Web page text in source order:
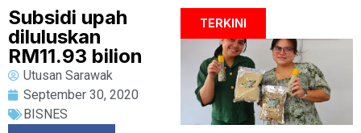
Subsidi upah
diluluskan
RM11.93 bilion
Utusan Sarawak
September 30, 2020
BISNES
TERKINI